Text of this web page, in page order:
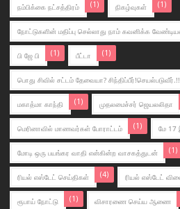
நம்பிக்கை நட்சத்திரம் (1) நிகழ்வுகள் (1)
நோட்டுகளின் மதிப்பு செல்லாது நாம் கவனிக்க
பி ஜே பி (1) பீட்டா (1)
பொது சிவில் சட்டம் தேவையா? சிந்திப்பீர்!செயல்படுவீர்.!!
மகாத்மா காந்தி (1) முதலமைச்சர் ஜெயலலிதா
மெரினாவில் மாணவர்கள் போராட்டம் (1) மே
மோடி ஒரு பயங்கர வாதி என்கின்ற வாசகத்துடன் (1)
ரியல் எஸ்டேட் செய்திகள் (4) ரியல் எஸ்டேட்
ரூபாய் நோட்டு (1) விசாரணை செய்ய ஆணை